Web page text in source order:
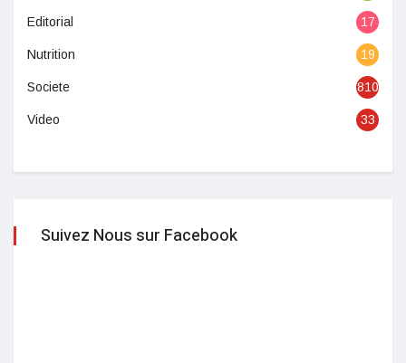
Editorial 17
Nutrition 19
Societe 810
Video 33
Suivez Nous sur Facebook